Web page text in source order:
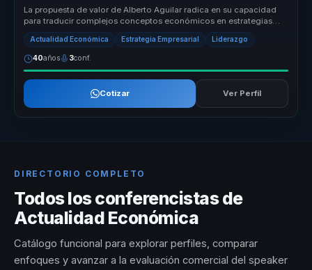
La propuesta de valor de Alberto Aguilar radica en su capacidad
para traducir complejos conceptos económicos en estrategias
prácticas que...
Actualidad Económica Estrategia Empresarial Liderazgo
40años 3conf.
Cotizar Ver Perfil
DIRECTORIO COMPLETO
Todos los conferencistas de
Actualidad Económica
Catálogo funcional para explorar perfiles, comparar
enfoques y avanzar a la evaluación comercial del speaker